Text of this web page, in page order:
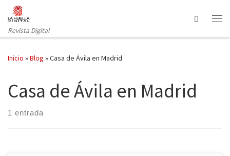
Saltar al contenido
Revista Digital
Search
Inicio »Blog »Casa de Ávila en Madrid
Casa de Ávila en Madrid
1 entrada